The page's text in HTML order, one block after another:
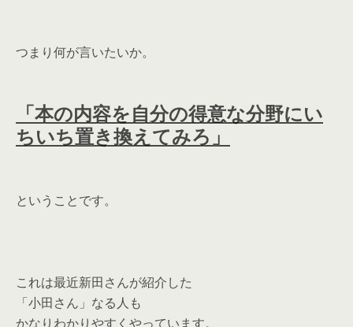
つまり何が言いたいか。
「本の内容を自分の得意な分野にい
ちいち置き換えてみろ」
ということです。
これは最近新田さんが紹介した
「小田さん」なる人も
かなりわかりやすくやっています。